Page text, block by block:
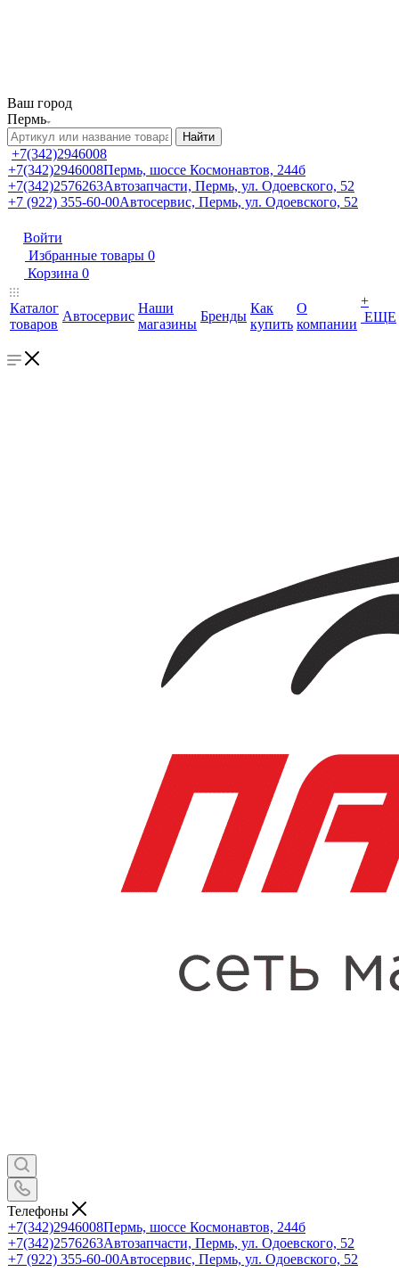
Ваш город
Пермь
Найти
+7(342)2946008
+7(342)2946008Пермь, шоссе Космонавтов, 244б
+7(342)2576263Автозапчасти, Пермь, ул. Одоевского, 52
+7 (922) 355-60-00Автосервис, Пермь, ул. Одоевского, 52
Войти
Избранные товары 0
Корзина 0
Каталог
товаров
Автосервис
Наши
магазины
Бренды
Как
купить
О
компании
+
ЕЩЕ
Телефоны
+7(342)2946008Пермь, шоссе Космонавтов, 244б
+7(342)2576263Автозапчасти, Пермь, ул. Одоевского, 52
+7 (922) 355-60-00Автосервис, Пермь, ул. Одоевского, 52